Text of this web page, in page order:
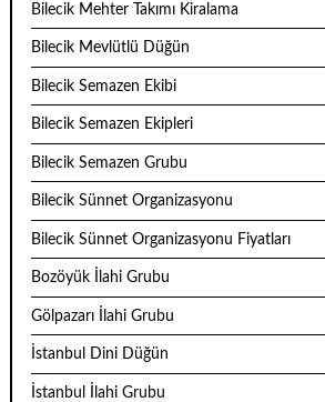
Bilecik Mehter Takımı Kiralama
Bilecik Mevlütlü Düğün
Bilecik Semazen Ekibi
Bilecik Semazen Ekipleri
Bilecik Semazen Grubu
Bilecik Sünnet Organizasyonu
Bilecik Sünnet Organizasyonu Fiyatları
Bozöyük İlahi Grubu
Gölpazarı İlahi Grubu
İstanbul Dini Düğün
İstanbul İlahi Grubu